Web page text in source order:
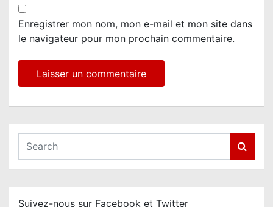
Enregistrer mon nom, mon e-mail et mon site dans
le navigateur pour mon prochain commentaire.
a
c
Suivez-nous sur Facebook et Twitter